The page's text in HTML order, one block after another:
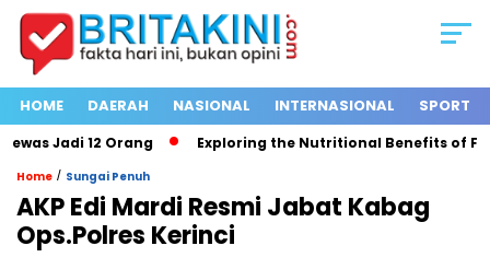
HOME DAERAH NASIONAL INTERNASIONAL SPORT
Jadi 12 Orang Exploring the Nutritional Benefits of
Home / Sungai Penuh
AKP Edi Mardi Resmi Jabat Kabag
Ops.Polres Kerinci